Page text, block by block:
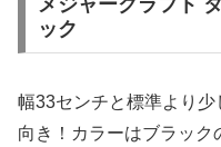
ック
幅33センチと標準より
向き！カラーはブラック